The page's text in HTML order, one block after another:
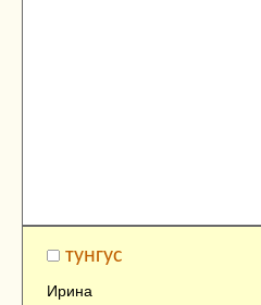
тунгус
Ирина